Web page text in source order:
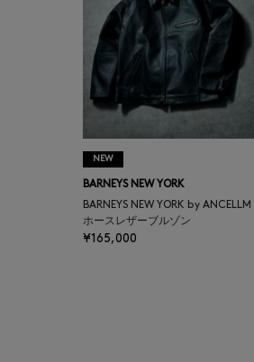
BARBA
BARNEYS NEW YORK
BASERANGE
BE.ABLE
NEW
BARNEYS NEW YORK
BARNEYS NEW YORK by
ホースレザーブルゾン
¥165,000